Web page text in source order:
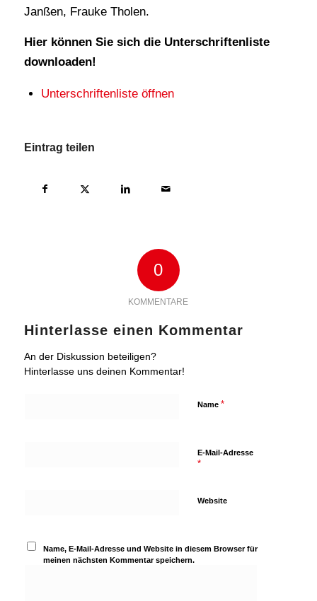
Janßen, Frauke Tholen.
Hier können Sie sich die Unterschriftenliste
downloaden!
Unterschriftenliste öffnen
Eintrag teilen
0
KOMMENTARE
Hinterlasse einen Kommentar
An der Diskussion beteiligen?
Hinterlasse uns deinen Kommentar!
Name *
E-Mail-Adresse
*
Website
Name, E-Mail-Adresse und Website in diesem Browser für
meinen nächsten Kommentar speichern.